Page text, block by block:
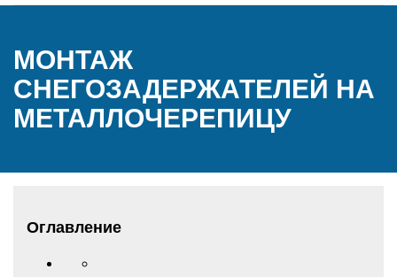
МОНТАЖ
СНЕГОЗАДЕРЖАТЕЛЕЙ НА
МЕТАЛЛОЧЕРЕПИЦУ
Оглавление